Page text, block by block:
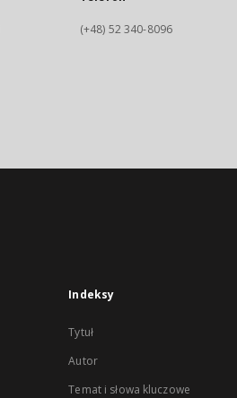
(+48) 52 340-8096
Indeksy
Tytuł
Autor
Temat i słowa kluczowe